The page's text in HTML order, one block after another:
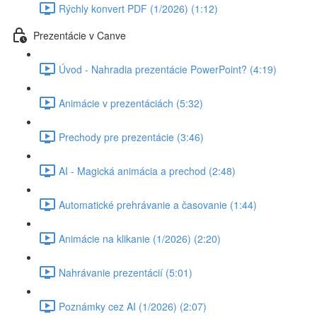
Rýchly konvert PDF (1/2026) (1:12)
Prezentácie v Canve
Úvod - Nahradia prezentácie PowerPoint? (4:19)
Animácie v prezentáciách (5:32)
Prechody pre prezentácie (3:46)
AI - Magická animácia a prechod (2:48)
Automatické prehrávanie a časovanie (1:44)
Animácie na klikanie (1/2026) (2:20)
Nahrávanie prezentácií (5:01)
Poznámky cez AI (1/2026) (2:07)